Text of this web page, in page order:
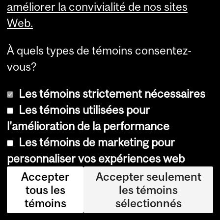
qu
e
Jia
ny
Li
au
te
ur
en
pr
améliorer la convivialité de nos sites
Web.
À quels types de témoins consentez-
vous?
Les témoins strictement nécessaires
Les témoins utilisées pour
l'amélioration de la performance
Les témoins de marketing pour
personnaliser vos expériences web
Accepter
tous les
témoins
Accepter seulement
les témoins
sélectionnés